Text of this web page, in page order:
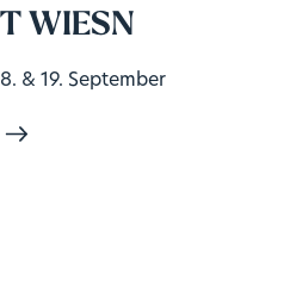
WIESN
& 19. September